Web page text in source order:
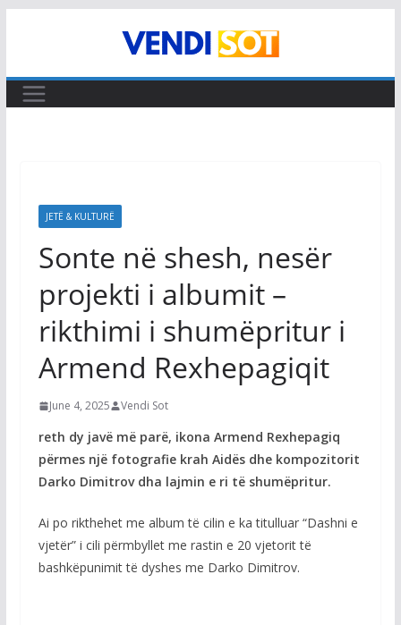
JETË & KULTURË
Sonte në shesh, nesër
projekti i albumit –
rikthimi i shumëpritur i
Armend Rexhepagiqit
June 4, 2025 Vendi Sot
reth dy javë më parë, ikona Armend Rexhepagiq
përmes një fotografie krah Aidës dhe kompozitorit
Darko Dimitrov dha lajmin e ri të shumëpritur.
Ai po rikthehet me album të cilin e ka titulluar “Dashni e
vjetër” i cili përmbyllet me rastin e 20 vjetorit të
bashkëpunimit të dyshes me Darko Dimitrov.